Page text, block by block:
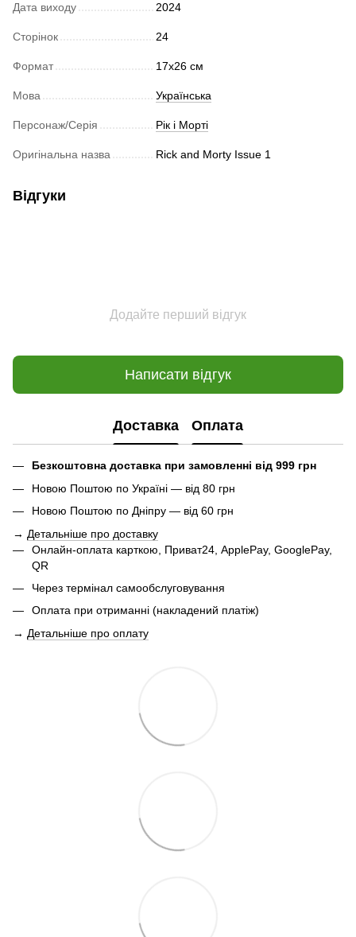
Дата виходу 2024
Сторінок 24
Формат 17х26 см
Мова Українська
Персонаж/Серія Рік і Морті
Оригінальна назва Rick and Morty Issue 1
Відгуки
Додайте перший відгук
Написати відгук
Доставка Оплата
Безкоштовна доставка при замовленні від 999 грн
Новою Поштою по Україні — від 80 грн
Новою Поштою по Дніпру — від 60 грн
→ Детальніше про доставку
Онлайн-оплата карткою, Приват24, ApplePay, GooglePay,
QR
Через термінал самообслуговування
Оплата при отриманні (накладений платіж)
→ Детальніше про оплату